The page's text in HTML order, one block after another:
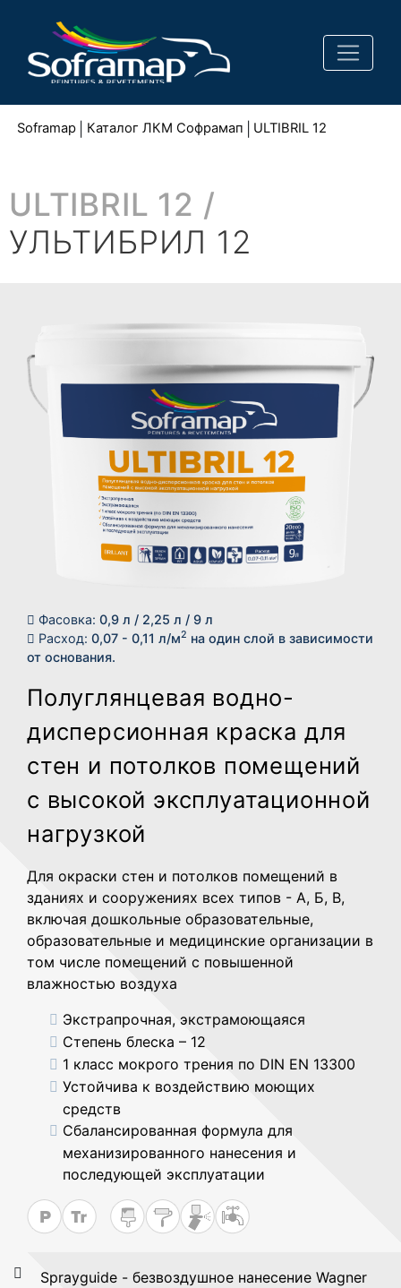
Soframap Каталог ЛКМ Софрамап ULTIBRIL 12
ULTIBRIL 12 /
УЛЬТИБРИЛ 12
Фасовка: 0,9 л / 2,25 л / 9 л
Расход: 0,07 - 0,11 л/м2 на один слой в зависимости
от основания.
Полуглянцевая водно-
дисперсионная краска для
стен и потолков помещений
с высокой эксплуатационной
нагрузкой
Для окраски стен и потолков помещений в
зданиях и сооружениях всех типов - А, Б, В,
включая дошкольные образовательные,
образовательные и медицинские организации в
том числе помещений с повышенной
влажностью воздуха
Экстрапрочная, экстрамоющаяся
Степень блеска – 12
1 класс мокрого трения по DIN EN 13300
Устойчива к воздействию моющих
средств
Сбалансированная формула для
механизированного нанесения и
последующей эксплуатации
Sprayguide - безвоздушное нанесение Wagner